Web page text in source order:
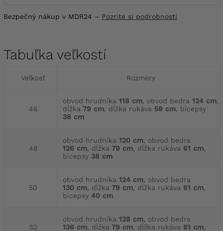
Bezpečný nákup v MDR24 – Pozrite si podrobnosti
Tabuľka veľkostí
Veľkosť Rozmery
46
obvod hrudníka 118 cm, obvod bedra 124 cm,
dĺžka 79 cm, dĺžka rukáva 59 cm, bicepsy
38 cm
48
obvod hrudníka 120 cm, obvod bedra
126 cm, dĺžka 79 cm, dĺžka rukáva 61 cm,
bicepsy 38 cm
50
obvod hrudníka 124 cm, obvod bedra
130 cm, dĺžka 79 cm, dĺžka rukáva 61 cm,
bicepsy 40 cm
52
obvod hrudníka 128 cm, obvod bedra
136 cm, dĺžka 79 cm, dĺžka rukáva 61 cm,